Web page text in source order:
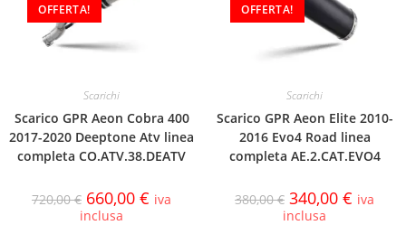
OFFERTA!
Scarichi
Scarico GPR Aeon Cobra 400
2017-2020 Deeptone Atv linea
completa CO.ATV.38.DEATV
720,00€ 660,00 € iva
inclusa
OFFERTA!
Scarichi
Scarico GPR Aeon Elite 2010-
2016 Evo4 Road linea
completa AE.2.CAT.EVO4
380,00€ 340,00 € iva
inclusa